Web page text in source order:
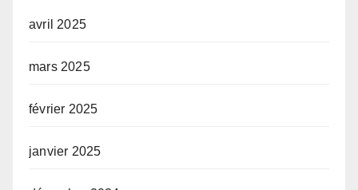
avril 2025
mars 2025
février 2025
janvier 2025